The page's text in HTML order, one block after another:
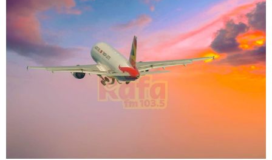
VÍDEO SIRA
EVENTU SIRA
KONTAKTU SIRA
keyboard_arrow_down